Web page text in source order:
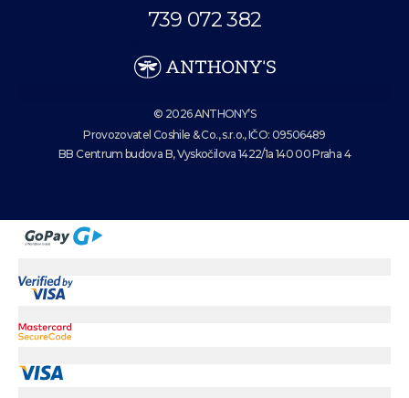
739 072 382
© 2026 ANTHONY’S
Provozovatel Coshile & Co., s.r.o., IČO: 09506489
BB Centrum budova B, Vyskočilova 1422/1a 140 00 Praha 4